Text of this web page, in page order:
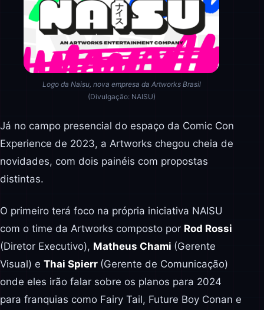
Logo da Naisu, nova empresa da Artworks Brasil
(Divulgação: NAISU)
Já no campo presencial do espaço da Comic Con
Experience de 2023, a Artworks chegou cheia de
novidades, com dois painéis com propostas
distintas.
O primeiro terá foco na própria iniciativa NAISU
com o time da Artworks composto por Rod Rossi
(Diretor Executivo), Matheus Chami (Gerente
Visual) e Thai Spierr (Gerente de Comunicação)
onde eles irão falar sobre os planos para 2024
para franquias como Fairy Tail, Future Boy Conan e